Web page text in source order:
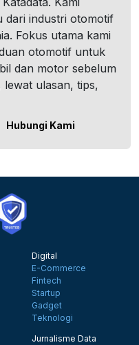
dari industri otomotif
Fokus utama kami
otomotif untuk
dan motor sebelum
ulasan, tips,
Hubungi Kami
Digital
E-Commerce
Fintech
Startup
Gadget
Teknologi
Jurnalisme Data